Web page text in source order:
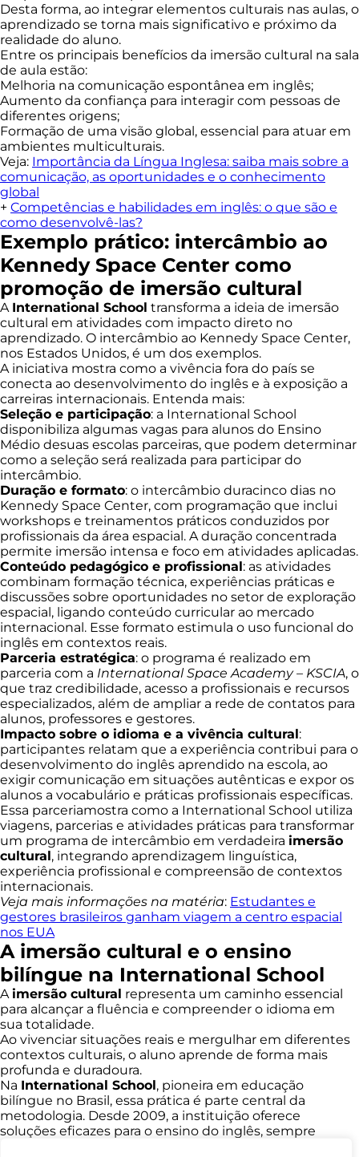
Desta forma, ao integrar elementos culturais nas aulas, o
aprendizado se torna mais significativo e próximo da
realidade do aluno.
Entre os principais benefícios da imersão cultural na sala
de aula estão:
Melhoria na comunicação espontânea em inglês;
Aumento da confiança para interagir com pessoas de
diferentes origens;
Formação de uma visão global, essencial para atuar em
ambientes multiculturais.
Veja: Importância da Língua Inglesa: saiba mais sobre a
comunicação, as oportunidades e o conhecimento
global
+ Competências e habilidades em inglês: o que são e
como desenvolvê-las?
Exemplo prático: intercâmbio ao
Kennedy Space Center como
promoção de imersão cultural
A International School transforma a ideia de imersão
cultural em atividades com impacto direto no
aprendizado. O intercâmbio ao Kennedy Space Center,
nos Estados Unidos, é um dos exemplos.
A iniciativa mostra como a vivência fora do país se
conecta ao desenvolvimento do inglês e à exposição a
carreiras internacionais. Entenda mais:
Seleção e participação: a International School
disponibiliza algumas vagas para alunos do Ensino
Médio desuas escolas parceiras, que podem determinar
como a seleção será realizada para participar do
intercâmbio.
Duração e formato: o intercâmbio duracinco dias no
Kennedy Space Center, com programação que inclui
workshops e treinamentos práticos conduzidos por
profissionais da área espacial. A duração concentrada
permite imersão intensa e foco em atividades aplicadas.
Conteúdo pedagógico e profissional: as atividades
combinam formação técnica, experiências práticas e
discussões sobre oportunidades no setor de exploração
espacial, ligando conteúdo curricular ao mercado
internacional. Esse formato estimula o uso funcional do
inglês em contextos reais.
Parceria estratégica: o programa é realizado em
parceria com a International Space Academy – KSCIA, o
que traz credibilidade, acesso a profissionais e recursos
especializados, além de ampliar a rede de contatos para
alunos, professores e gestores.
Impacto sobre o idioma e a vivência cultural:
participantes relatam que a experiência contribui para o
desenvolvimento do inglês aprendido na escola, ao
exigir comunicação em situações autênticas e expor os
alunos a vocabulário e práticas profissionais específicas.
Essa parceriamostra como a International School utiliza
viagens, parcerias e atividades práticas para transformar
um programa de intercâmbio em verdadeira imersão
cultural, integrando aprendizagem linguística,
experiência profissional e compreensão de contextos
internacionais.
Veja mais informações na matéria: Estudantes e
gestores brasileiros ganham viagem a centro espacial
nos EUA
A imersão cultural e o ensino
bilíngue na International School
Aimersão cultural representa um caminho essencial
para alcançar a fluência e compreender o idioma em
sua totalidade.
Ao vivenciar situações reais e mergulhar em diferentes
contextos culturais, o aluno aprende de forma mais
profunda e duradoura.
Na International School, pioneira em educação
bilíngue no Brasil, essa prática é parte central da
metodologia. Desde 2009, a instituição oferece
soluções eficazes para o ensino do inglês, sempre